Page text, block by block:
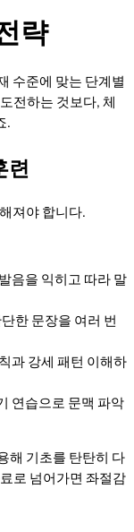
략
수준에 맞는 단계별
전하는 것보다, 체
.
련
져야 합니다.
음을 익히고 따라 말
한 문장을 여러 번
과 강세 패턴 이해하
연습으로 문맥 파악
해 기초를 탄탄히 다
로 넘어가면 좌절감